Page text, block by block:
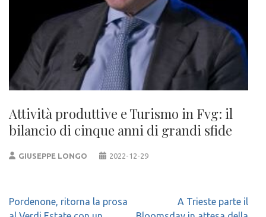
Attività produttive e Turismo in Fvg: il
bilancio di cinque anni di grandi sfide
GIUSEPPE LONGO 2022-12-29
Navigazione
Pordenone, ritorna la prosa
A Trieste parte il